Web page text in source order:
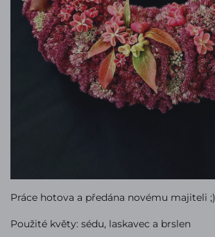
Práce hotova a předána novému majiteli ;)
Použité květy: sédu, laskavec a brslen